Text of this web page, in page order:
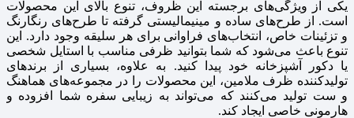
یکی از ویژگی‌های برجسته این ظروف، تنوع بالای این محصولات
است. از طرح‌های ساده و مینیمالیستی گرفته تا طرح‌های رنگارنگ
و تزئینات خاص، انتخاب‌های فراوانی برای هر سلیقه وجود دارد. این
تنوع باعث می‌شود که شما بتوانید ظرفی مناسب با استایل شخصی
یا دکور آشپزخانه خود پیدا کنید. به علاوه، بسیاری از برندهای
تولیدکننده ظرف ملامین، این محصولات را در مجموعه‌های هماهنگ
و ست تولید می‌کنند که می‌تواند به زیبایی سفره شما افزوده و
هارمونی خاصی ایجاد کند.